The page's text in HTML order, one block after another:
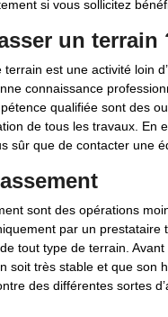
si vous sollicitez
un terrain
est une activité loin
connaissance
qualifiée sont des
de tous les travaux. En
sûr que de contacter une
sont des opérations
par un
tout type de terrain.
soit très stable et que son
des différentes sortes